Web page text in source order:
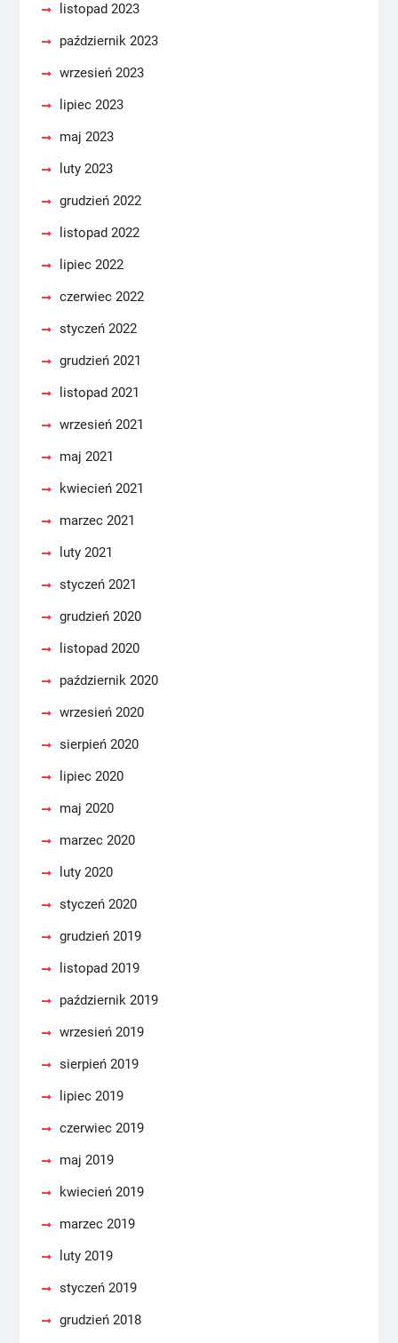
listopad 2023
październik 2023
wrzesień 2023
lipiec 2023
maj 2023
luty 2023
grudzień 2022
listopad 2022
lipiec 2022
czerwiec 2022
styczeń 2022
grudzień 2021
listopad 2021
wrzesień 2021
maj 2021
kwiecień 2021
marzec 2021
luty 2021
styczeń 2021
grudzień 2020
listopad 2020
październik 2020
wrzesień 2020
sierpień 2020
lipiec 2020
maj 2020
marzec 2020
luty 2020
styczeń 2020
grudzień 2019
listopad 2019
październik 2019
wrzesień 2019
sierpień 2019
lipiec 2019
czerwiec 2019
maj 2019
kwiecień 2019
marzec 2019
luty 2019
styczeń 2019
grudzień 2018